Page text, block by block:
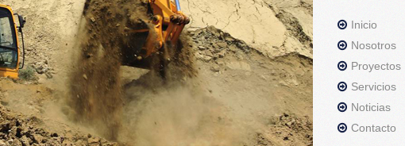
Inicio
Nosotros
Proyectos
Servicios
Noticias
Contacto